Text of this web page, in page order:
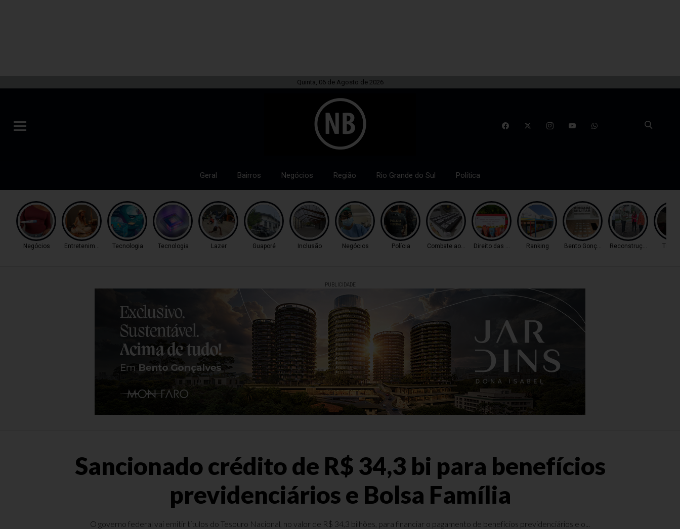
Quinta, 06 de Agosto de 2026
Geral Bairros Negócios Região Rio Grande do Sul Política
Negócios Entretenimento Tecnologia Tecnologia Lazer Guaporé Inclusão Negócios Polícia Combate ao TráficoDireito das MulheresRanking Bento GonçalvesReconstrução
PUBLICIDADE
Sancionado crédito de R$ 34,3 bi para benefícios
previdenciários e Bolsa Família
O governo federal vai emitir títulos do Tesouro Nacional, no valor de R$ 34,3 bilhões, para financiar o pagamento de benefícios previdenciários e o...